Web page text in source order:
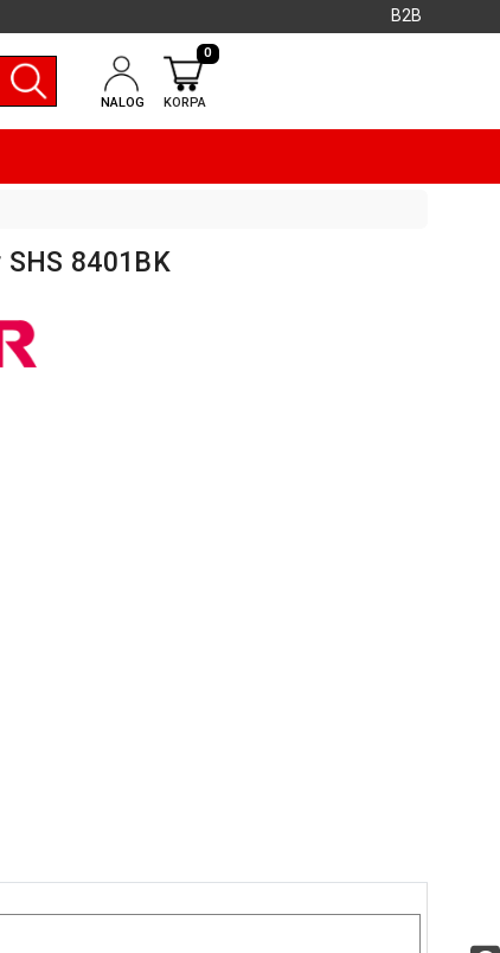
B2B
NALOG KORPA
0
8401BK